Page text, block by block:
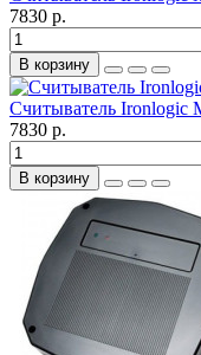
7830 р.
В корзину
Считыватель Ironlogic
7830 р.
В корзину